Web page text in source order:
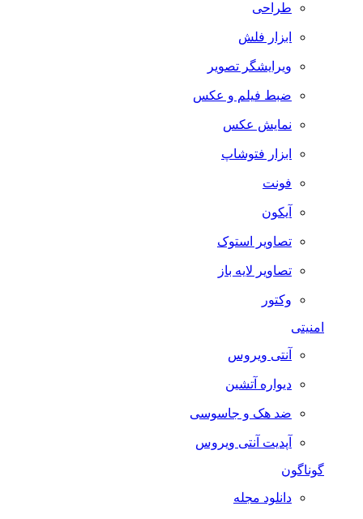
طراحی
ابزار فلش
ویرایشگر تصویر
ضبط فيلم و عكس
نمایش عکس
ابزار فتوشاپ
فونت
آیکون
تصاویر استوک
تصاویر لایه باز
وکتور
امنیتی
آنتی ویروس
دیواره آتشین
ضد هک و جاسوسی
آپدیت آنتی ویروس
گوناگون
دانلود مجله